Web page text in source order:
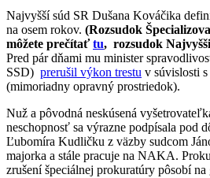
Najvyšší súd SR Dušana Kováčika
na osem rokov. (Rozsudok
môžete prečítaťtu, rozsudok
Pred pár dňami mu minister
SSD) prerušil výkon trestu v súvislosti
(mimoriadny opravný prostriedok).
Nuž a pôvodná neskúsená
neschopnosť sa výrazne podpísala pod
Ľubomíra Kudličku z väzby sudcom
majorka a stále pracuje na NAKA.
zrušení špeciálnej prokuratúry pôsobí